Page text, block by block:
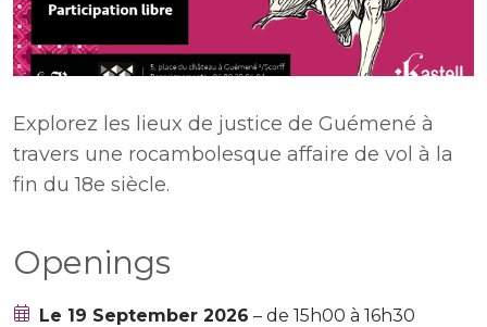
Explorez les lieux de justice de Guémené à
travers une rocambolesque affaire de vol à la
fin du 18e siècle.
Openings
Le 19 September 2026 – de 15h00 à 16h30